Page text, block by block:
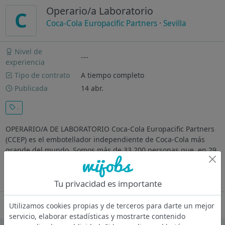
C Operario/a Laboratorio
Coca-Cola Europacific Partners · Sevilla
Nivel de
experiencia
---
Tipo de contrato
A tiempo completo
Publicada
14 abr.
.
OPERARIO/A DE LABORATORIO Coca-Cola Europacific Partners
(CCEP) es el embotellador independiente de Coca-Cola más
grande del mundo. Somos más de 33.200 personas que, en 29
países, fabricamos, vendemos y distribuimos a más de 600
millones de personas...
Oferta desactivada
Tu privacidad es importante
Utilizamos cookies propias y de terceros para darte un mejor
servicio, elaborar estadísticas y mostrarte contenido